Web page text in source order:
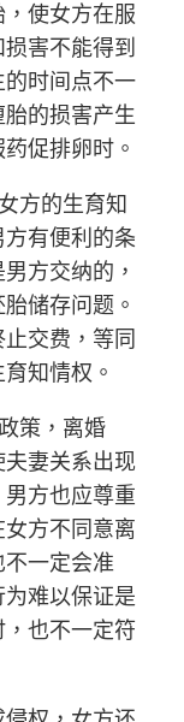
使女方在服
害不能得到
时间点不一
的损害产生
促排卵时。
方的生育知
有便利的条
方交纳的，
储存问题。
交费，等同
知情权。
策，离婚
妻关系出现
方也应尊重
方不同意离
一定会准
难以保证是
也不一定符